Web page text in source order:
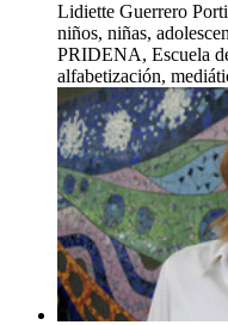
Lidiette Guerrero
niños, niñas,
PRIDENA, Escuela
alfabetización,